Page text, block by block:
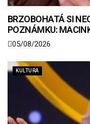
BRZOBOHATÁ SI
POZNÁMKU:
05/08/2026
KULTURA